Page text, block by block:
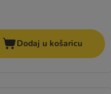
Dodaj u košaricu